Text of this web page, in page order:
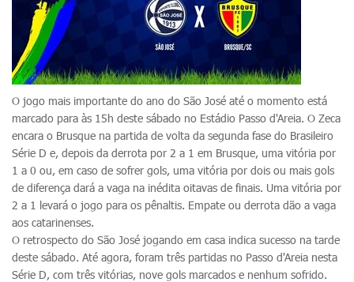
O jogo mais importante do ano do São José até o momento está
marcado para às 15h deste sábado no Estádio Passo d'Areia. O Zeca
encara o Brusque na partida de volta da segunda fase do Brasileiro
Série D e, depois da derrota por 2 a 1 em Brusque, uma vitória por
1 a 0 ou, em caso de sofrer gols, uma vitória por dois ou mais gols
de diferença dará a vaga na inédita oitavas de finais. Uma vitória por
2 a 1 levará o jogo para os pênaltis. Empate ou derrota dão a vaga
aos catarinenses.
O retrospecto do São José jogando em casa indica sucesso na tarde
deste sábado. Até agora, foram três partidas no Passo d'Areia nesta
Série D, com três vitórias, nove gols marcados e nenhum sofrido.